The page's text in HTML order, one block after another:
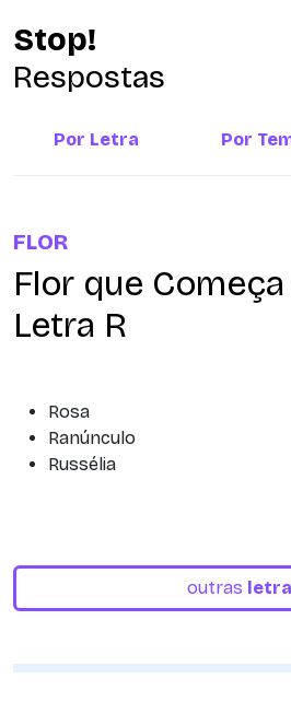
Stop!
Respostas
Por Letra Por
FLOR
Flor que
Letra R
Rosa
Ranúnculo
Russélia
outras